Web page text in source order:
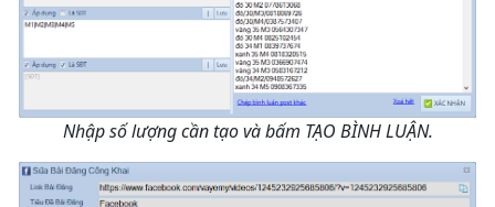
Nhập số lượng cần tạo và bấm TẠO BÌNH LUẬN.